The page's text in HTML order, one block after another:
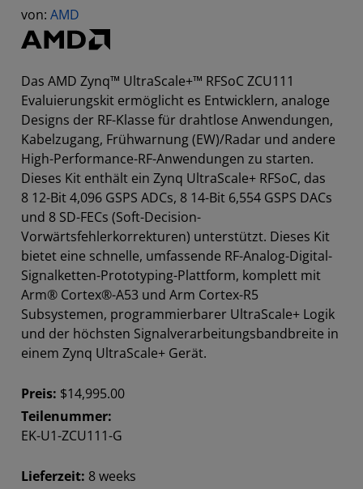
von: AMD
Das AMD Zynq™ UltraScale+™ RFSoC ZCU111
Evaluierungskit ermöglicht es Entwicklern, analoge
Designs der RF-Klasse für drahtlose Anwendungen,
Kabelzugang, Frühwarnung (EW)/Radar und andere
High-Performance-RF-Anwendungen zu starten.
Dieses Kit enthält ein Zynq UltraScale+ RFSoC, das
8 12-Bit 4,096 GSPS ADCs, 8 14-Bit 6,554 GSPS DACs
und 8 SD-FECs (Soft-Decision-
Vorwärtsfehlerkorrekturen) unterstützt. Dieses Kit
bietet eine schnelle, umfassende RF-Analog-Digital-
Signalketten-Prototyping-Plattform, komplett mit
Arm® Cortex®-A53 und Arm Cortex-R5
Subsystemen, programmierbarer UltraScale+ Logik
und der höchsten Signalverarbeitungsbandbreite in
einem Zynq UltraScale+ Gerät.
Preis: $14,995.00
Teilenummer:
EK-U1-ZCU111-G
Lieferzeit: 8 weeks